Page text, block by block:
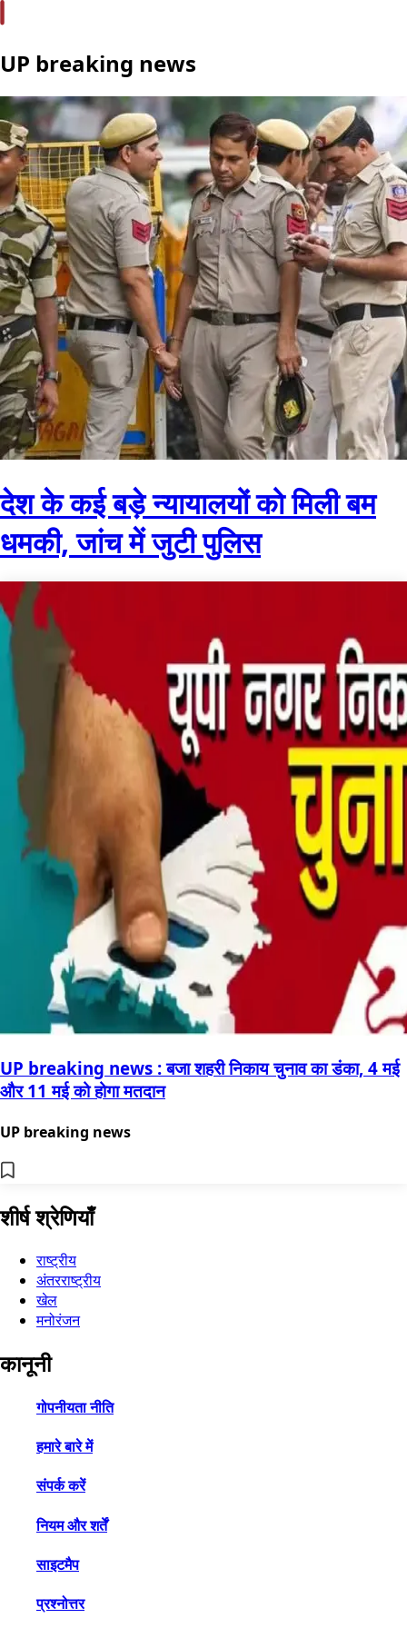
UP breaking news
देश के कई बड़े न्यायालयों को मिली बम
धमकी, जांच में जुटी पुलिस
UP breaking news : बजा शहरी निकाय चुनाव का डंका, 4 मई
और 11 मई को होगा मतदान
UP breaking news
शीर्ष श्रेणियाँ
राष्ट्रीय
अंतरराष्ट्रीय
खेल
मनोरंजन
कानूनी
गोपनीयता नीति
हमारे बारे में
संपर्क करें
नियम और शर्तें
साइटमैप
प्रश्नोत्तर